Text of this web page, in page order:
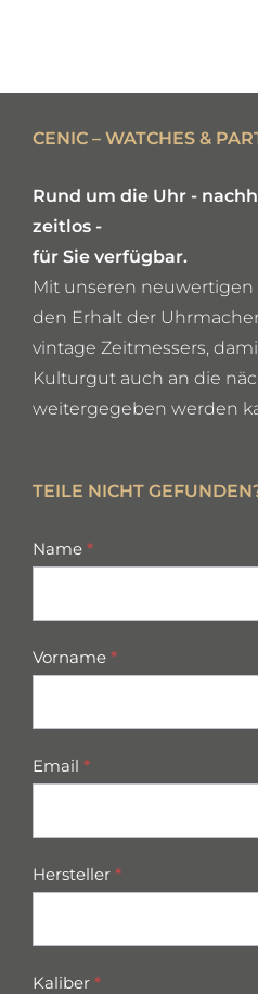
CENIC – WATCHES &
Rund um die Uhr -
zeitlos -
für Sie verfügbar.
Mit unseren neuwertigen
den Erhalt der
vintage Zeitmessers,
Kulturgut auch an die
weitergegeben werden
TEILE NICHT
missing
Name *
Vorname *
Email *
Hersteller *
Kaliber *